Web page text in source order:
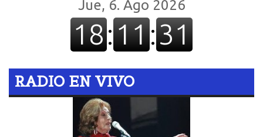
RADIO EN VIVO